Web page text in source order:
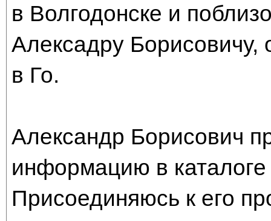
в Волгодонске и
Алексадру Борисовичу,
в Го.
Александр Борисович
информацию в
Присоединяюсь к его